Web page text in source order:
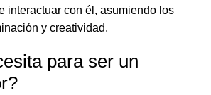
interactuar con él, asumiendo los
y creatividad.
para ser un